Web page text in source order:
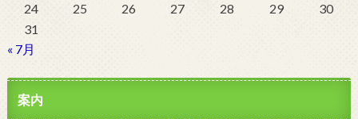
24
25 26 27 28 29
30
31
« 7月
案内